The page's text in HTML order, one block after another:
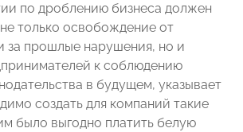
по дроблению бизнеса должен
только освобождение от
за прошлые нарушения, но и
к соблюдению
в будущем, указывает
создать для компаний такие
было выгодно платить белую